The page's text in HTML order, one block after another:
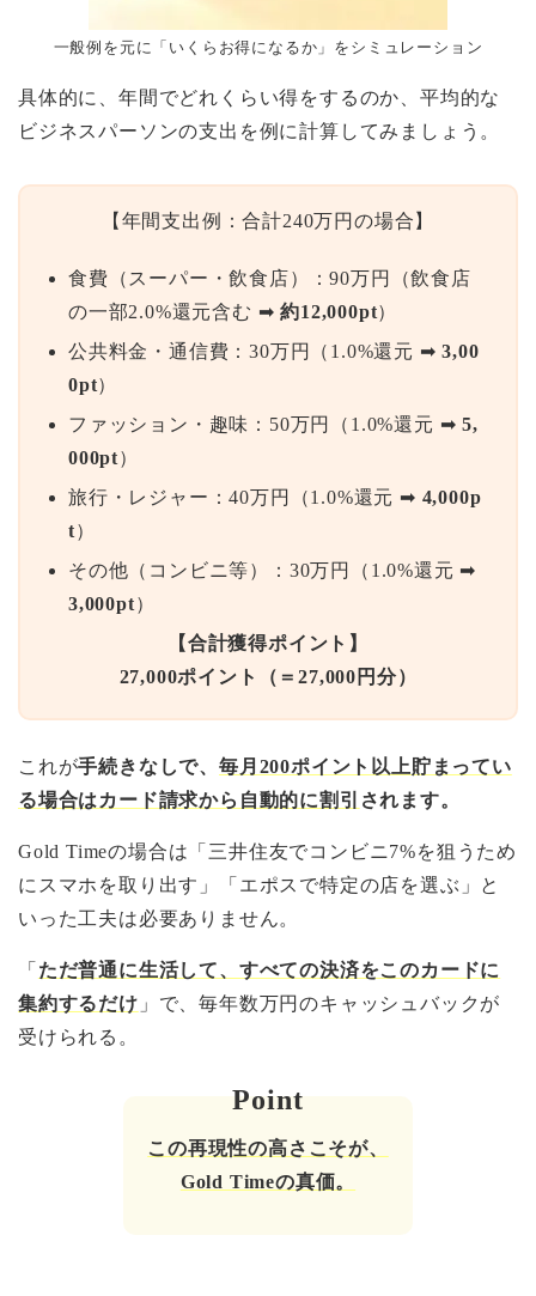
一般例を元に「いくらお得になるか」をシミュレーション
具体的に、年間でどれくらい得をするのか、平均的な
ビジネスパーソンの支出を例に計算してみましょう。
【年間支出例：合計240万円の場合】
食費（スーパー・飲食店）：90万円（飲食店
の一部2.0%還元含む ➡約12,000pt）
公共料金・通信費：30万円（1.0%還元 ➡3,00
0pt）
ファッション・趣味：50万円（1.0%還元 ➡5,
000pt）
旅行・レジャー：40万円（1.0%還元 ➡ 4,000p
t）
その他（コンビニ等）：30万円（1.0%還元 ➡
3,000pt）
【合計獲得ポイント】
27,000ポイント（＝27,000円分）
これが手続きなしで、毎月200ポイント以上貯まってい
る場合はカード請求から自動的に割引 されます。
Gold Timeの場合は「三井住友でコンビニ7%を狙うため
にスマホを取り出す」「エポスで特定の店を選ぶ」と
いった工夫は必要ありません。
「 ただ普通に生活して、すべての決済をこのカードに
集約するだけ 」で、毎年数万円のキャッシュバックが
受けられる。
この再現性の高さこそが、
Gold Timeの真価。